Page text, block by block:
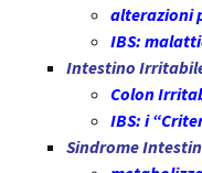
alterazioni
IBS:
Intestino
Colon
IBS: i
Sindrome